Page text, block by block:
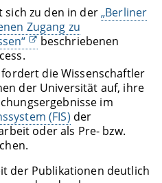
sich zu den in der„Berliner
Zugang zu
beschriebenen
die Wissenschaftler
der Universität auf, ihre
im
(FIS) der
oder als Pre- bzw.
der Publikationen deutlich